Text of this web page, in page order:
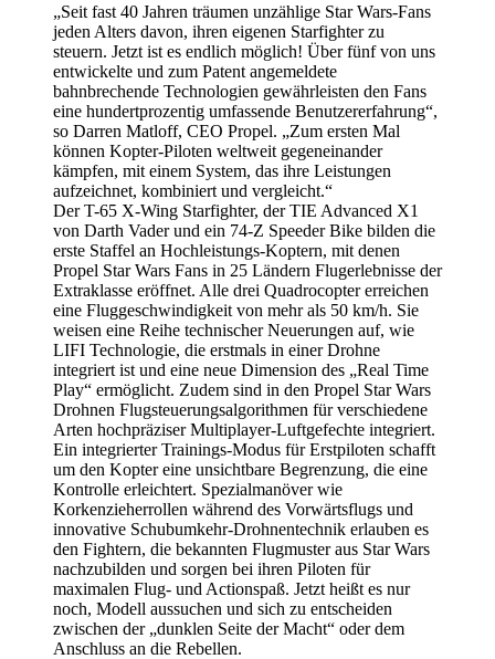
„Seit fast 40 Jahren träumen unzählige Star Wars-Fans
jeden Alters davon, ihren eigenen Starfighter zu
steuern. Jetzt ist es endlich möglich! Über fünf von uns
entwickelte und zum Patent angemeldete
bahnbrechende Technologien gewährleisten den Fans
eine hundertprozentig umfassende Benutzererfahrung“,
so Darren Matloff, CEO Propel. „Zum ersten Mal
können Kopter-Piloten weltweit gegeneinander
kämpfen, mit einem System, das ihre Leistungen
aufzeichnet, kombiniert und vergleicht.“
Der T-65 X-Wing Starfighter, der TIE Advanced X1
von Darth Vader und ein 74-Z Speeder Bike bilden die
erste Staffel an Hochleistungs-Koptern, mit denen
Propel Star Wars Fans in 25 Ländern Flugerlebnisse der
Extraklasse eröffnet. Alle drei Quadrocopter erreichen
eine Fluggeschwindigkeit von mehr als 50 km/h. Sie
weisen eine Reihe technischer Neuerungen auf, wie
LIFI Technologie, die erstmals in einer Drohne
integriert ist und eine neue Dimension des „Real Time
Play“ ermöglicht. Zudem sind in den Propel Star Wars
Drohnen Flugsteuerungsalgorithmen für verschiedene
Arten hochpräziser Multiplayer-Luftgefechte integriert.
Ein integrierter Trainings-Modus für Erstpiloten schafft
um den Kopter eine unsichtbare Begrenzung, die eine
Kontrolle erleichtert. Spezialmanöver wie
Korkenzieherrollen während des Vorwärtsflugs und
innovative Schubumkehr-Drohnentechnik erlauben es
den Fightern, die bekannten Flugmuster aus Star Wars
nachzubilden und sorgen bei ihren Piloten für
maximalen Flug- und Actionspaß. Jetzt heißt es nur
noch, Modell aussuchen und sich zu entscheiden
zwischen der „dunklen Seite der Macht“ oder dem
Anschluss an die Rebellen.